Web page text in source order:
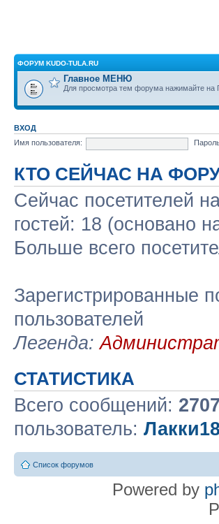
ФОРУМ KUDO-TULA.RU
Главное МЕНЮ
Для просмотра тем форума нажимайте
ВХОД
Имя пользователя:
КТО СЕЙЧАС НА
Сейчас посетителей
гостей: 18 (основано
Больше всего
Зарегистрированные
пользователей
Легенда:
СТАТИСТИКА
Всего сообщений: 2707
пользователь:
Список форумов
Powered by